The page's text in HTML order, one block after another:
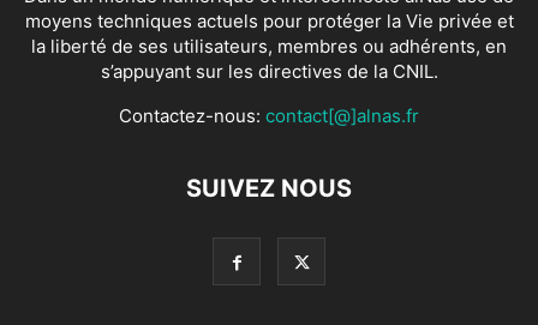
moyens techniques actuels pour protéger la Vie privée et
la liberté de ses utilisateurs, membres ou adhérents, en
s’appuyant sur les directives de la CNIL.
Contactez-nous: contact[@]alnas.fr
SUIVEZ NOUS